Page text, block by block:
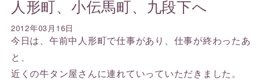
人形町、小伝馬町、九段下へ
2012年03月16日
今日は、午前中人形町で仕事があり、仕事が終わったあ
と、
近くの牛タン屋さんに連れていっていただきました。